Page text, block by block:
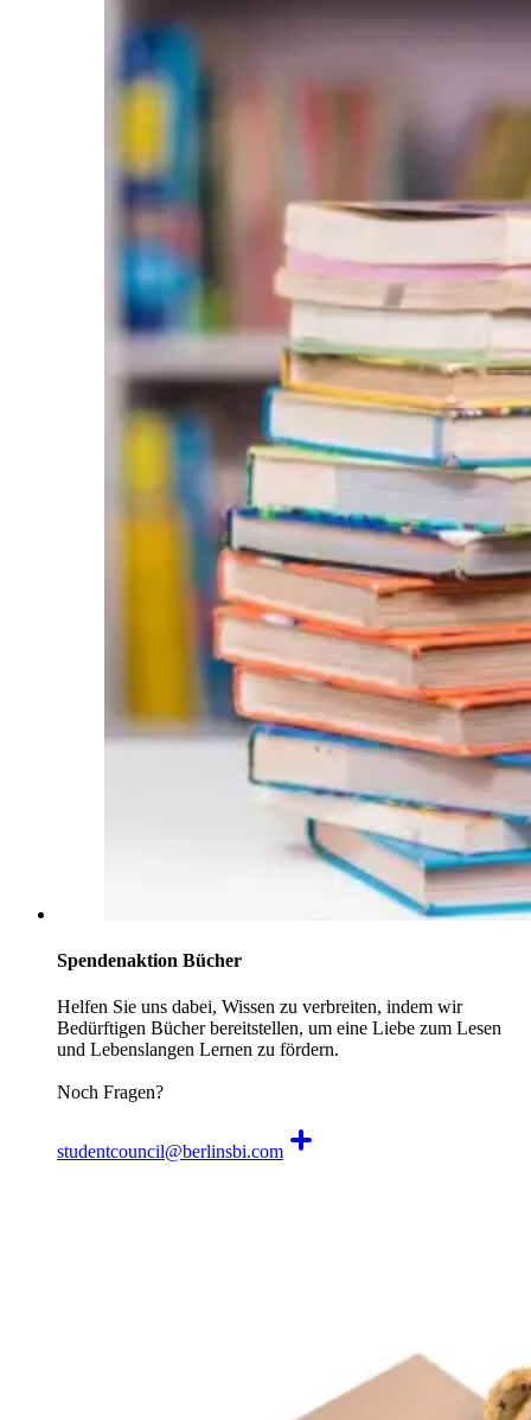
Spendenaktion Bücher
Helfen Sie uns dabei, Wissen zu verbreiten, indem wir
Bedürftigen Bücher bereitstellen, um eine Liebe zum Lesen
und Lebenslangen Lernen zu fördern.
Noch Fragen?
studentcouncil@berlinsbi.com